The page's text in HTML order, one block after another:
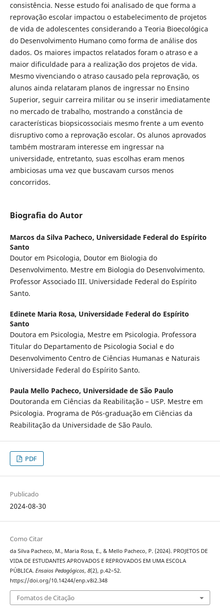
consistência. Nesse estudo foi analisado de que forma a
reprovação escolar impactou o estabelecimento de projetos
de vida de adolescentes considerando a Teoria Bioecológica
do Desenvolvimento Humano como forma de análise dos
dados. Os maiores impactos relatados foram o atraso e a
maior dificuldade para a realização dos projetos de vida.
Mesmo vivenciando o atraso causado pela reprovação, os
alunos ainda relataram planos de ingressar no Ensino
Superior, seguir carreira militar ou se inserir imediatamente
no mercado de trabalho, mostrando a constância de
características biopsicossociais mesmo frente a um evento
disruptivo como a reprovação escolar. Os alunos aprovados
também mostraram interesse em ingressar na
universidade, entretanto, suas escolhas eram menos
ambiciosas uma vez que buscavam cursos menos
concorridos.
Biografia do Autor
Marcos da Silva Pacheco, Universidade Federal do Espírito
Santo
Doutor em Psicologia, Doutor em Biologia do
Desenvolvimento. Mestre em Biologia do Desenvolvimento.
Professor Associado III. Universidade Federal do Espírito
Santo.
Edinete Maria Rosa, Universidade Federal do Espírito
Santo
Doutora em Psicologia, Mestre em Psicologia. Professora
Titular do Departamento de Psicologia Social e do
Desenvolvimento Centro de Ciências Humanas e Naturais
Universidade Federal do Espírito Santo.
Paula Mello Pacheco, Universidade de São Paulo
Doutoranda em Ciências da Reabilitação – USP. Mestre em
Psicologia. Programa de Pós-graduação em Ciências da
Reabilitação da Universidade de São Paulo.
PDF
Publicado
2024-08-30
Como Citar
da Silva Pacheco, M., Maria Rosa, E., & Mello Pacheco, P. (2024). PROJETOS DE
VIDA DE ESTUDANTES APROVADOS E REPROVADOS EM UMA ESCOLA
PÚBLICA. Ensaios Pedagógicos, 8(2), p.42–52.
https://doi.org/10.14244/enp.v8i2.348
Fomatos de Citação